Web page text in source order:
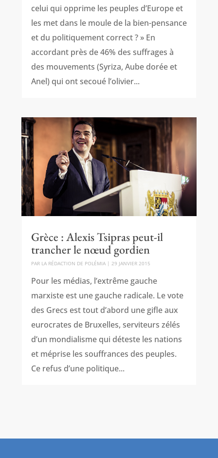
celui qui opprime les peuples d’Europe et
les met dans le moule de la bien-pensance
et du politiquement correct ? » En
accordant près de 46% des suffrages à
des mouvements (Syriza, Aube dorée et
Anel) qui ont secoué l’olivier...
Grèce : Alexis Tsipras peut-il
trancher le nœud gordien
PAR LA RÉDACTION DE POLÉMIA| 29 JANVIER 2015
Pour les médias, l’extrême gauche
marxiste est une gauche radicale. Le vote
des Grecs est tout d’abord une gifle aux
eurocrates de Bruxelles, serviteurs zélés
d’un mondialisme qui déteste les nations
et méprise les souffrances des peuples.
Ce refus d’une politique...